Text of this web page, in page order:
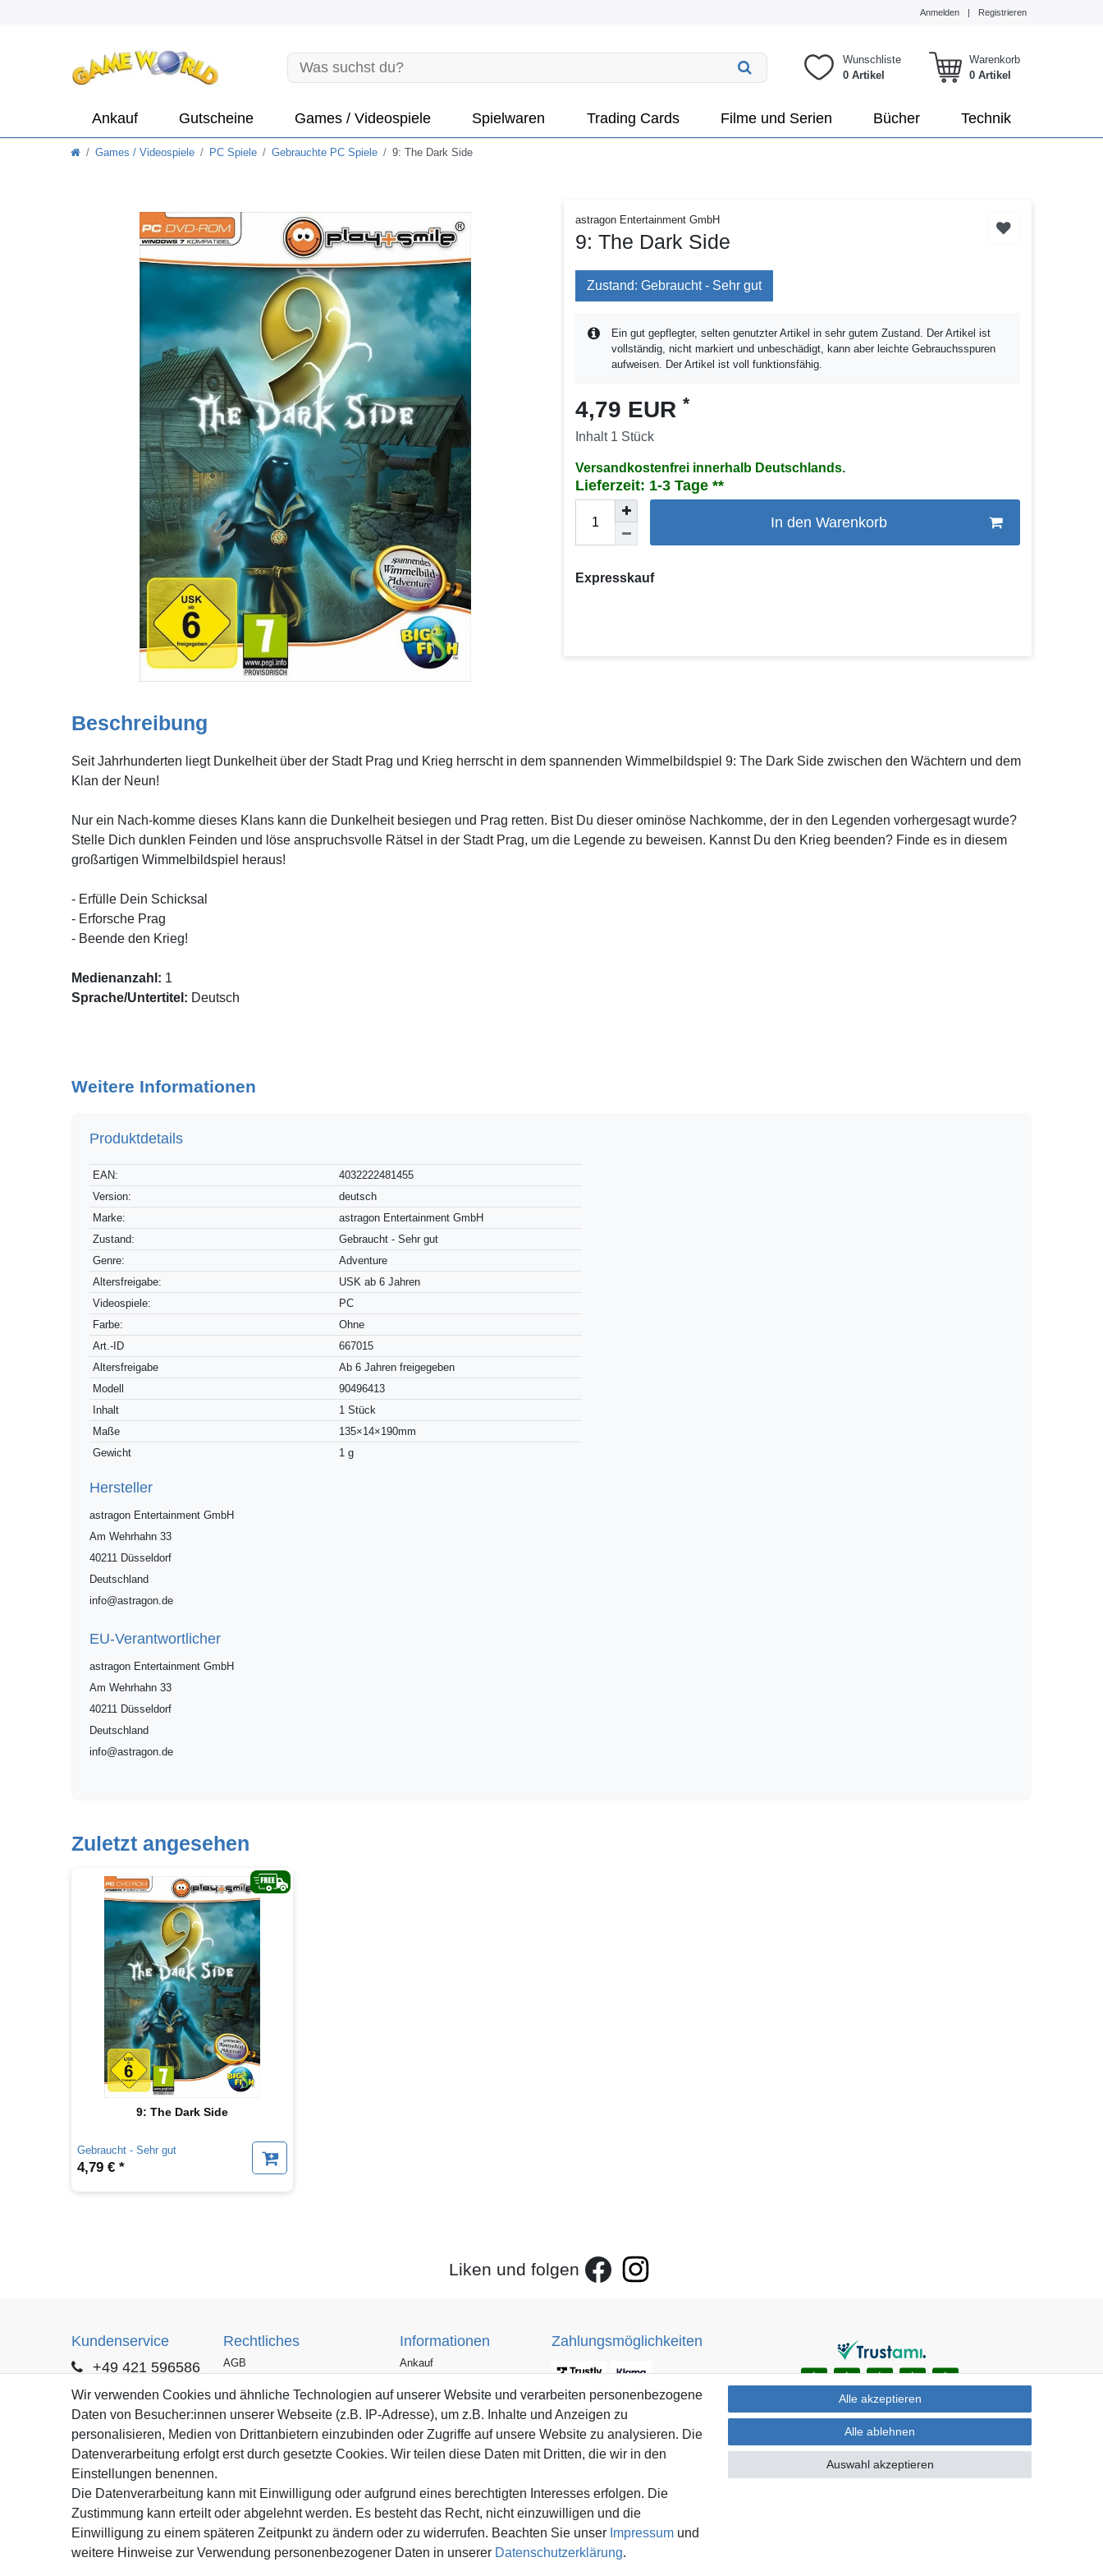
Anmelden | Registrieren
Wunschliste
0 Artikel
Warenkorb
0Artikel
Ankauf Gutscheine Games / Videospiele Spielwaren Trading Cards Filme und Serien Bücher Technik
Games / Videospiele PC Spiele Gebrauchte PC Spiele 9: The Dark Side
astragon Entertainment GmbH
9: The Dark Side
Zustand: Gebraucht - Sehr gut
Ein gut gepflegter, selten genutzter Artikel in sehr gutem Zustand. Der Artikel ist
vollständig, nicht markiert und unbeschädigt, kann aber leichte Gebrauchsspuren
aufweisen. Der Artikel ist voll funktionsfähig.
4,79 EUR *
Inhalt 1 Stück
Versandkostenfrei innerhalb Deutschlands.
Lieferzeit: 1-3 Tage
In den Warenkorb
Expresskauf
Beschreibung
Seit Jahrhunderten liegt Dunkelheit über der Stadt Prag und Krieg herrscht in dem spannenden Wimmelbildspiel 9: The Dark Side zwischen den Wächtern und dem
Klan der Neun!
Nur ein Nach-komme dieses Klans kann die Dunkelheit besiegen und Prag retten. Bist Du dieser ominöse Nachkomme, der in den Legenden vorhergesagt wurde?
Stelle Dich dunklen Feinden und löse anspruchsvolle Rätsel in der Stadt Prag, um die Legende zu beweisen. Kannst Du den Krieg beenden? Finde es in diesem
großartigen Wimmelbildspiel heraus!
- Erfülle Dein Schicksal
- Erforsche Prag
- Beende den Krieg!
Medienanzahl: 1
Sprache/Untertitel: Deutsch
Weitere Informationen
Produktdetails
Technisches
Merkmal
Wert
EAN:
4032222481455
Version:
deutsch
Marke:
astragon Entertainment GmbH
Zustand:
Gebraucht - Sehr gut
Genre:
Adventure
Altersfreigabe:
USK ab 6 Jahren
Videospiele:
PC
Farbe:
Ohne
Technisches
Merkmal
Wert
Art.-ID
667015
Altersfreigabe
Ab 6 Jahren freigegeben
Modell
90496413
Inhalt
1 Stück
Maße
135×14×190mm
Gewicht
1 g
Hersteller
astragon Entertainment GmbH
Am Wehrhahn 33
40211 Düsseldorf
Deutschland
info@astragon.de
EU-Verantwortlicher
astragon Entertainment GmbH
Am Wehrhahn 33
40211 Düsseldorf
Deutschland
info@astragon.de
Zuletzt angesehen
9: The Dark Side
Gebraucht - Sehr gut
4,79 € *
Liken und folgen
Kundenservice
+49 421 596586
Mo. - Fr. 9 - 16 Uhr
info@gameworld.de
Kontaktformular
Rechtliches
AGB
Barrierefreiheitserklärung
Widerrufs­recht
Informationen
Ankauf
Zahlung und Versand
Batterieentsorgung
Zahlungsmöglichkeiten
Mitglied im Händlerbund
Versand innerhalb Deutschlands.
zzgl. Versandkosten
Wir verwenden Cookies und ähnliche Technologien auf unserer Website und verarbeiten personenbezogene
Daten von Besucher:innen unserer Webseite (z.B. IP-Adresse), um z.B. Inhalte und Anzeigen zu
personalisieren, Medien von Drittanbietern einzubinden oder Zugriffe auf unsere Website zu analysieren. Die
Datenverarbeitung erfolgt erst durch gesetzte Cookies. Wir teilen diese Daten mit Dritten, die wir in den
Einstellungen benennen.
Die Datenverarbeitung kann mit Einwilligung oder aufgrund eines berechtigten Interesses erfolgen. Die
Zustimmung kann erteilt oder abgelehnt werden. Es besteht das Recht, nicht einzuwilligen und die
Einwilligung zu einem späteren Zeitpunkt zu ändern oder zu widerrufen. Beachten Sie unser Impressum und
weitere Hinweise zur Verwendung personenbezogener Daten in unserer Daten­schutz­erklärung.
Alle akzeptieren
Alle ablehnen
Auswahl akzeptieren